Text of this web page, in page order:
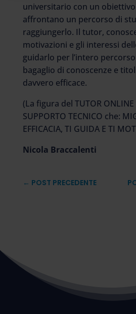
universitario con un
affrontano un percorso di
raggiungerlo. Il tutor,
motivazioni e gli interessi
guidarlo per l’intero
bagaglio di conoscenze e
davvero efficace.
(La figura del TUTOR
SUPPORTO TECNICO che:
EFFICACIA, TI GUIDA E TI
Nicola Braccalenti
← POST PRECEDENTE